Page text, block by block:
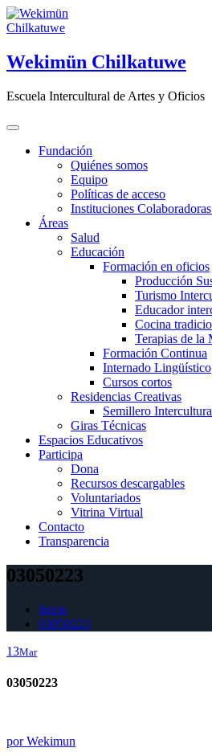
Saltar
al
Wekimün Chilkatuwe
Escuela Intercultural de Artes y Oficios
Fundación
Quiénes somos
Equipo
Políticas de acceso
Instituciones
Áreas
Salud
Educación
Formación en oficios
Producción
Turismo
Educador
Cocina
Terapias de la
Formación Continua
Internado Lingüístico
Cursos cortos
Residencias Creativas
Semillero
Giras Técnicas
Espacios Educativos
Participa
Dona
Recursos descargables
Voluntariados
Vitrina Virtual
Contacto
Transparencia
03050223
Inicio
03050223
13Mar
03050223
porWekimun